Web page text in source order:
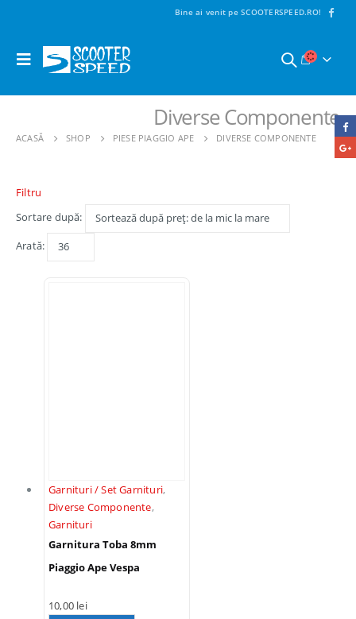
Bine ai venit pe SCOOTERSPEED.RO!
Diverse Componente
ACASĂ SHOP PIESE PIAGGIO APE DIVERSE COMPONENTE
Filtru
Sortare după:
Arată:
Garnituri / Set Garnituri,
Diverse Componente,
Garnituri
Garnitura Toba 8mm
Piaggio Ape Vespa
10,00 lei